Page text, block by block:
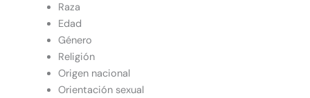
Raza
Edad
Género
Religión
Origen nacional
Orientación sexual